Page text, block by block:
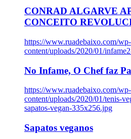
CONRAD ALGARVE
CONCEITO
https://www.ruadebaixo.com/wp-
content/uploads/2020/01/
No Infame, O Chef faz
https://www.ruadebaixo.com/wp-
content/uploads/2020/01/tenis-
sapatos-vegan-335x256.jpg
Sapatos veganos